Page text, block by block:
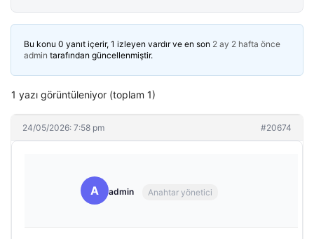
Bu konu 0 yanıt içerir, 1 izleyen vardır ve en son 2 ay 2 hafta önce
admin tarafından güncellenmiştir.
1 yazı görüntüleniyor (toplam 1)
24/05/2026: 7:58 pm #20674
A admin Anahtar yönetici